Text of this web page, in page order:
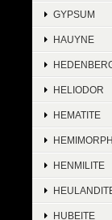
GYPSUM
HAUYNE
HELIODOR
HEMATITE
HENMILITE
HUBEITE